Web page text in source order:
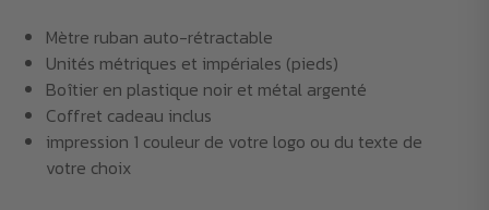
Mètre ruban auto-rétractable
Unités métriques et impériales (pieds)
Boîtier en plastique noir et métal argenté
Coffret cadeau inclus
impression 1 couleur de votre logo ou du texte de
votre choix